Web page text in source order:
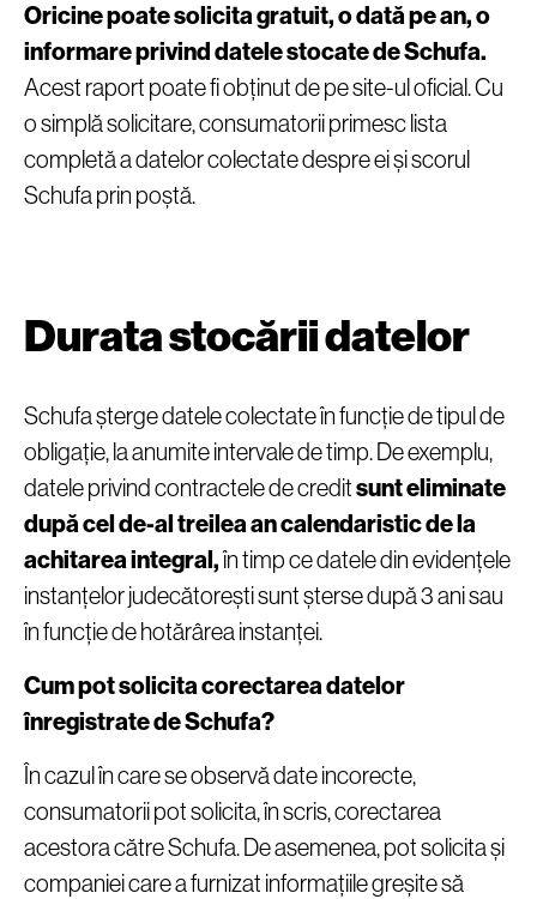
Oricine poate solicita gratuit, o dată pe an, o
informare privind datele stocate de Schufa.
Acest raport poate fi obținut de pe site-ul oficial. Cu
o simplă solicitare, consumatorii primesc lista
completă a datelor colectate despre ei și scorul
Schufa prin poștă.
Durata stocării datelor
Schufa șterge datele colectate în funcție de tipul de
obligație, la anumite intervale de timp. De exemplu,
datele privind contractele de creditsunt eliminate
după cel de-al treilea an calendaristic de la
achitarea integral,în timp ce datele din evidențele
instanțelor judecătorești sunt șterse după 3 ani sau
în funcție de hotărârea instanței.
Cum pot solicita corectarea datelor
înregistrate de Schufa?
În cazul în care se observă date incorecte,
consumatorii pot solicita, în scris, corectarea
acestora către Schufa. De asemenea, pot solicita și
companiei care a furnizat informațiile greșite să